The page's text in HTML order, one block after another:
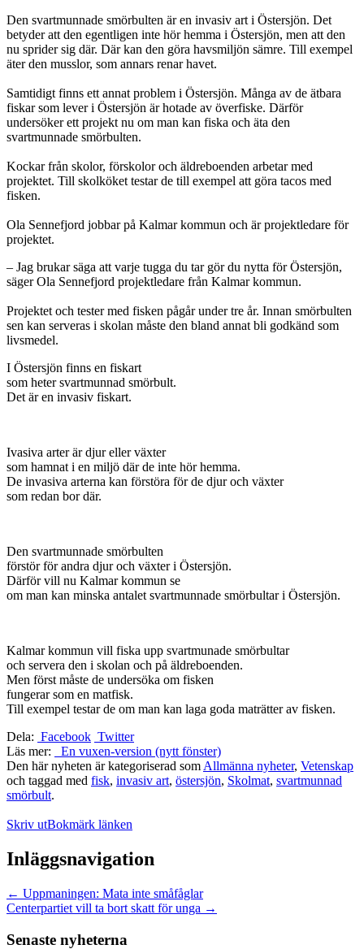
Den svartmunnade smörbulten är en invasiv art i Östersjön. Det
betyder att den egentligen inte hör hemma i Östersjön, men att den
nu sprider sig där. Där kan den göra havsmiljön sämre. Till exempel
äter den musslor, som annars renar havet.
Samtidigt finns ett annat problem i Östersjön. Många av de ätbara
fiskar som lever i Östersjön är hotade av överfiske. Därför
undersöker ett projekt nu om man kan fiska och äta den
svartmunnade smörbulten.
Kockar från skolor, förskolor och äldreboenden arbetar med
projektet. Till skolköket testar de till exempel att göra tacos med
fisken.
Ola Sennefjord jobbar på Kalmar kommun och är projektledare för
projektet.
– Jag brukar säga att varje tugga du tar gör du nytta för Östersjön,
säger Ola Sennefjord projektledare från Kalmar kommun.
Projektet och tester med fisken pågår under tre år. Innan smörbulten
sen kan serveras i skolan måste den bland annat bli godkänd som
livsmedel.
I Östersjön finns en fiskart
som heter svartmunnad smörbult.
Det är en invasiv fiskart.
Ivasiva arter är djur eller växter
som hamnat i en miljö där de inte hör hemma.
De invasiva arterna kan förstöra för de djur och växter
som redan bor där.
Den svartmunnade smörbulten
förstör för andra djur och växter i Östersjön.
Därför vill nu Kalmar kommun se
om man kan minska antalet svartmunnade smörbultar i Östersjön.
Kalmar kommun vill fiska upp svartmunade smörbultar
och servera den i skolan och på äldreboenden.
Men först måste de undersöka om fisken
fungerar som en matfisk.
Till exempel testar de om man kan laga goda maträtter av fisken.
Dela: Facebook Twitter
Läs mer:
En vuxen-version (nytt fönster)
Den här nyheten är kategoriserad som Allmänna nyheter, Vetenskap
och taggad med fisk, invasiv art, östersjön, Skolmat, svartmunnad
smörbult.
Skriv utBokmärk länken
Inläggsnavigation
← Uppmaningen: Mata inte småfåglar
Centerpartiet vill ta bort skatt för unga →
Senaste nyheterna